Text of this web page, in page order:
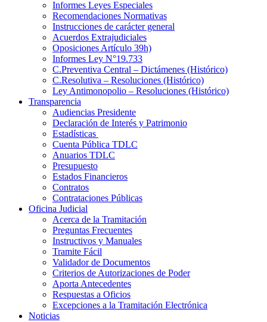
Informes Leyes Especiales
Recomendaciones Normativas
Instrucciones de carácter general
Acuerdos Extrajudiciales
Oposiciones Artículo 39h)
Informes Ley N°19.733
C.Preventiva Central – Dictámenes (Histórico)
C.Resolutiva – Resoluciones (Histórico)
Ley Antimonopolio – Resoluciones (Histórico)
Transparencia
Audiencias Presidente
Declaración de Interés y Patrimonio
Estadísticas
Cuenta Pública TDLC
Anuarios TDLC
Presupuesto
Estados Financieros
Contratos
Contrataciones Públicas
Oficina Judicial
Acerca de la Tramitación
Preguntas Frecuentes
Instructivos y Manuales
Tramite Fácil
Validador de Documentos
Criterios de Autorizaciones de Poder
Aporta Antecedentes
Respuestas a Oficios
Excepciones a la Tramitación Electrónica
Noticias